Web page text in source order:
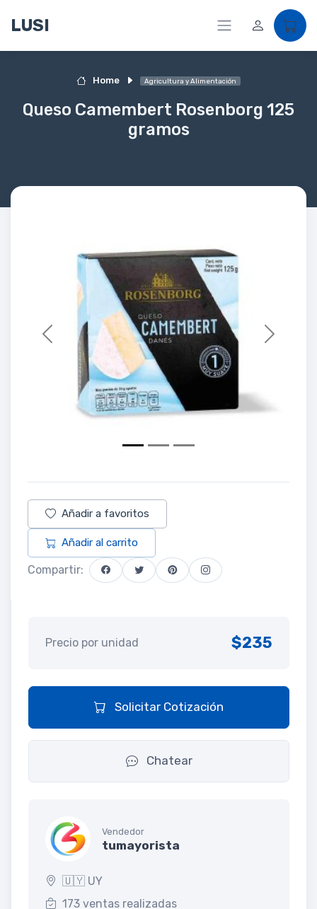
LUSI
Home Agricultura y Alimentación
Queso Camembert Rosenborg 125
gramos
Previous Next
Añadir a favoritos
Añadir al carrito
Compartir:
Precio por unidad $235
Solicitar Cotización
Chatear
Vendedor
tumayorista
🇺🇾 UY
173 ventas realizadas